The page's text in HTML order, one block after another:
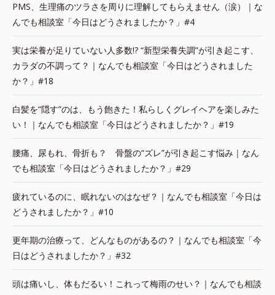
PMS、生理痛のツラさを周りに理解してもらえません（涙）｜な
んでも相談室「今日はどうされましたか？」#4
実は栄養が足りていない人多数!? “新型栄養失調”が引き起こす、
カラダの不調って？｜なんでも相談室「今日はどうされました
か？」#18
白髪を“隠す”のは、もう飽きた！私らしくグレイヘアを楽しみた
い！｜なんでも相談室「今日はどうされましたか？」#19
腰痛、尿もれ、骨折も？ 骨盤の“ズレ”が引き起こす悩み｜なん
でも相談室「今日はどうされましたか？」#29
疲れているのに、眠れないのはなぜ？｜なんでも相談室「今日は
どうされましたか？」#10
更年期の治療って、どんなものがあるの？｜なんでも相談室「今
日はどうされましたか？」#32
頭は痛いし、体もだるい！これって梅雨のせい？｜なんでも相談